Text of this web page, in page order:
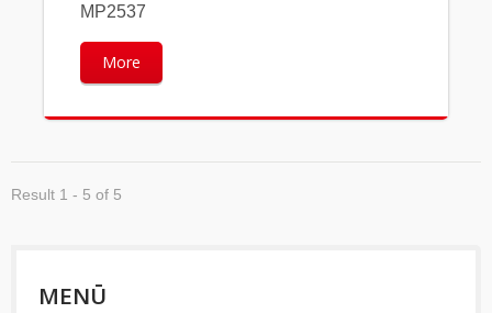
MP2537
More
Result 1 - 5 of 5
MENŪ